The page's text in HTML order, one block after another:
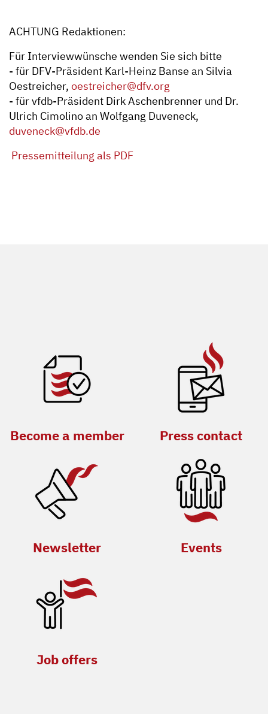
ACHTUNG Redaktionen:
Für Interviewwünsche wenden Sie sich bitte
- für DFV-Präsident Karl-Heinz Banse an Silvia
Oestreicher, oestreicher@dfv.org
- für vfdb-Präsident Dirk Aschenbrenner und Dr.
Ulrich Cimolino an Wolfgang Duveneck,
duveneck@vfdb.de
Pressemitteilung als PDF
Become a member Press contact
Newsletter Events
Job offers